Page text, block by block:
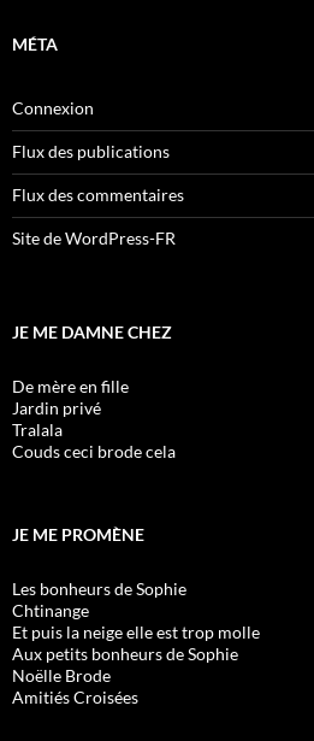
MÉTA
Connexion
Flux des publications
Flux des commentaires
Site de WordPress-FR
JE ME DAMNE CHEZ
De mère en fille
Jardin privé
Tralala
Couds ceci brode cela
JE ME PROMÈNE
Les bonheurs de Sophie
Chtinange
Et puis la neige elle est trop molle
Aux petits bonheurs de Sophie
Noëlle Brode
Amitiés Croisées